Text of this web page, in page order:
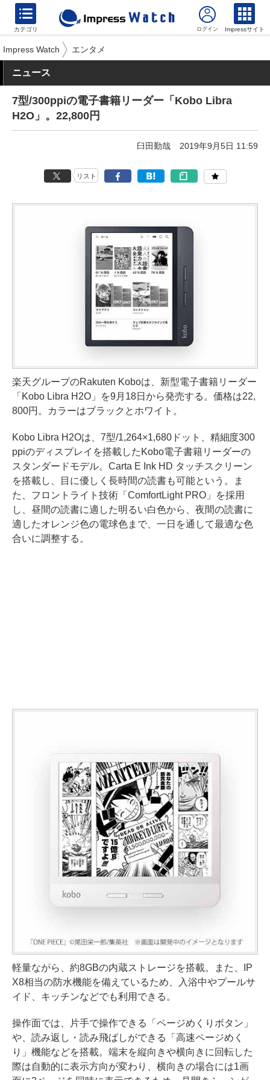
カテゴリ Impressサイト
Impress Watch エンタメ
ニュース
7型/300ppiの電子書籍リーダー「Kobo Libra
H2O」。22,800円
臼田勤哉 2019年9月5日 11:59
リスト
楽天グループのRakuten Koboは、新型電子書籍リーダー
「Kobo Libra H2O」を9月18日から発売する。価格は22,
800円。カラーはブラックとホワイト。
Kobo Libra H2Oは、7型/1,264×1,680ドット、精細度300
ppiのディスプレイを搭載したKobo電子書籍リーダーの
スタンダードモデル。Carta E Ink HD タッチスクリーン
を搭載し、目に優しく長時間の読書も可能という。ま
た、フロントライト技術「ComfortLight PRO」を採用
し、昼間の読書に適した明るい白色から、夜間の読書に
適したオレンジ色の電球色まで、一日を通して最適な色
合いに調整する。
軽量ながら、約8GBの内蔵ストレージを搭載。また、IP
X8相当の防水機能を備えているため、入浴中やプールサ
イド、キッチンなどでも利用できる。
操作面では、片手で操作できる「ページめくりボタン」
や、読み返し・読み飛ばしができる「高速ページめく
り」機能などを搭載。端末を縦向きや横向きに回転した
際は自動的に表示方向が変わり、横向きの場合には1画